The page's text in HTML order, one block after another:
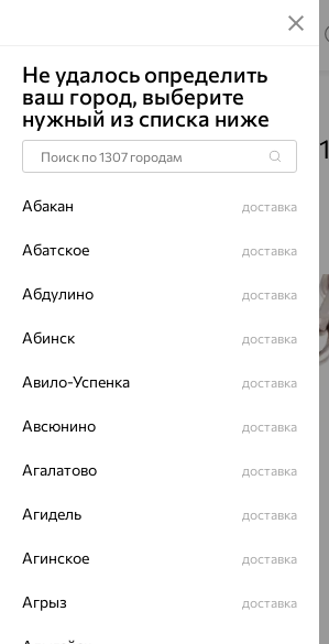
Главная Каталог Цепи
Цепь, серебро, Ср925Р-
Артикул:Ср925Р-101005045
Не удалось определить
ваш город, выберите
нужный из списка ниже
Абакан доставка
Абатское доставка
Абдулино доставка
Абинск доставка
Авило-Успенка доставка
Авсюнино доставка
Агалатово доставка
Агидель доставка
Агинское доставка
Агрыз доставка